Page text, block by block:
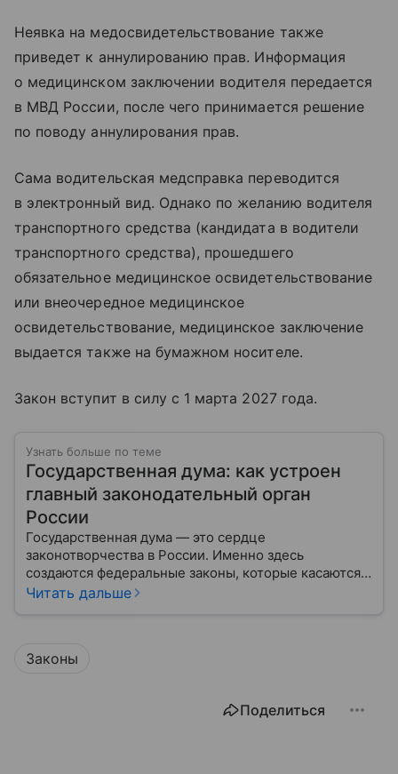
Неявка на медосвидетельствование также
приведет к аннулированию прав. Информация
о медицинском заключении водителя передается
в МВД России, после чего принимается решение
по поводу аннулирования прав.
Сама водительская медсправка переводится
в электронный вид. Однако по желанию водителя
транспортного средства (кандидата в водители
транспортного средства), прошедшего
обязательное медицинское освидетельствование
или внеочередное медицинское
освидетельствование, медицинское заключение
выдается также на бумажном носителе.
Закон вступит в силу с 1 марта 2027 года.
Узнать больше по теме
Государственная дума: как устроен
главный законодательный орган
России
Государственная дума — это сердце
законотворчества в России. Именно здесь
создаются федеральные законы, которые касаются
жизни каждого гражданина: от образования и
Читать дальше
Законы
Поделиться